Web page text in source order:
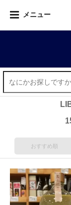
メニュー
おすすめ順